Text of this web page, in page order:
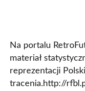
Na portalu
materiał
reprezentacji
tracenia.http://